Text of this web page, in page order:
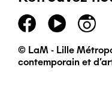
page
principal
© LaM - Lille
contemporain et